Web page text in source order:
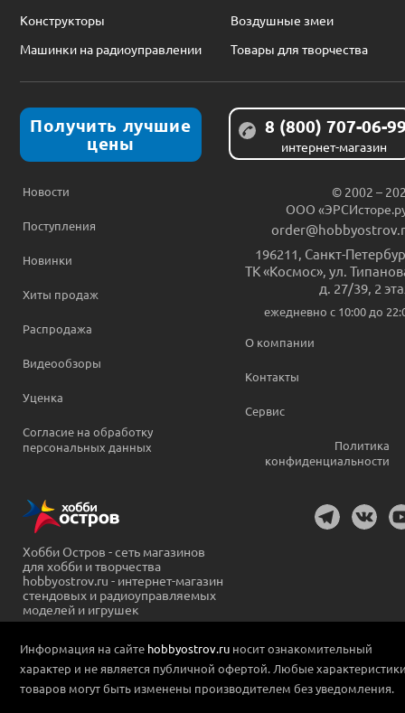
Конструкторы
Воздушные змеи
Машинки на радиоуправлении
Товары для творчества
Получить лучшие
цены
8 (800) 707-06-
интернет-магазин
Новости
Поступления
Новинки
Хиты продаж
Распродажа
Видеообзоры
Уценка
Согласие на обработку
персональных данных
© 2002 –
ООО
196211 Санкт-
ТК «Космос», ул.
д. 27/39, 2
ежедневно c 10:00 до
О компании
Контакты
Сервис
Политика
конфиденциальности
Хобби Остров - сеть магазинов
для хобби и творчества
hobbyostrov.ru - интернет-магазин
стендовых и радиоуправляемых
моделей и игрушек
Информация на сайте hobbyostrov.ru носит ознакомительный
характер и не является публичной офертой. Любые
товаров могут быть изменены производителем без уведомления.